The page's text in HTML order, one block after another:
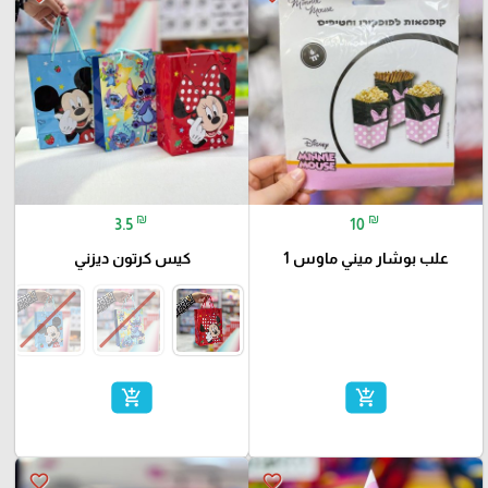
10 ₪
علب بوشار ميني ماوس 1
add_shopping_cart
3.5 ₪
كيس كرتون ديزني
add_shopping_cart
favorite_border
favorite_border